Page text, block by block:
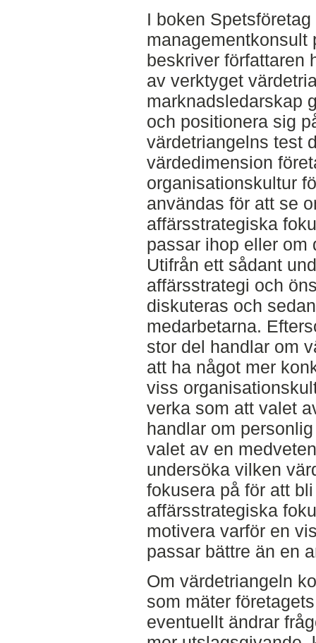
I boken
managementkonsult
beskriver författaren
av verktyget
marknadsledarskap
och positionera sig
värdetriangelns test
värdedimension
organisationskultur
användas för att se
affärsstrategiska
passar ihop eller om
Utifrån ett sådant
affärsstrategi och
diskuteras och
medarbetarna.
stor del handlar om
att ha något mer
viss
verka som att valet
handlar om
valet av en
undersöka vilken
fokusera på för att
affärsstrategiska
motivera varför en
passar bättre än en
Om värdetriangeln
som mäter
eventuellt ändrar